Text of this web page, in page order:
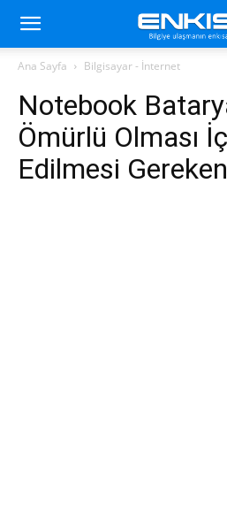
Ana Sayfa Bilgisayar - İnternet
Notebook
Ömürlü Olması
Edilmesi